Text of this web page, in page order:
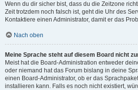
Wenn du dir sicher bist, dass du die Zeitzone
Zeit trotzdem noch falsch ist, geht die Uhr des
Kontaktiere einen Administrator, damit er das
Nach oben
Meine Sprache steht auf diesem Board nicht
Meist hat die Board-Administration entweder
oder niemand hat das Forum bislang in deine
einen Board-Administrator, ob er das
installieren kann. Falls es noch nicht existiert,